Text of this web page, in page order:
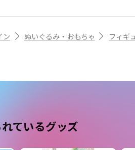
ン ぬいぐるみ・おもちゃ フィギ
ているグッズ